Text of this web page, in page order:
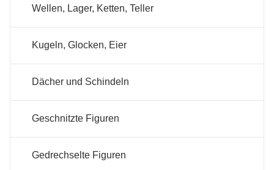
Wellen, Lager, Ketten, Teller
Kugeln, Glocken, Eier
Dächer und Schindeln
Geschnitzte Figuren
Gedrechselte Figuren